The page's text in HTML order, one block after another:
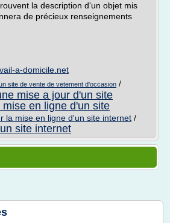
la description d'un objet mis
de précieux renseignements
a-domicile.net
site de vente de vetement d'occasion /
mise a jour d'un site
mise en ligne d'un site
la mise en ligne d'un site internet /
site internet